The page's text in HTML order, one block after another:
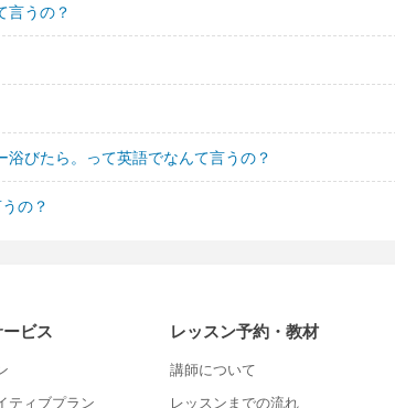
言うの？
びたら。って英語でなんて言うの？
の？
ビス
ティブプラン
レッスン予約・教材
講師について
レッスンまでの流れ